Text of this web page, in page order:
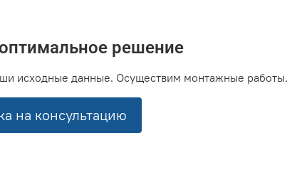
решение
исходные данные. Осуществим монтажные работы.
на консультацию